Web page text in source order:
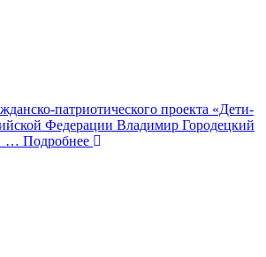
патриотического проекта «Дети-
Федерации Владимир Городецкий
… Подробнее